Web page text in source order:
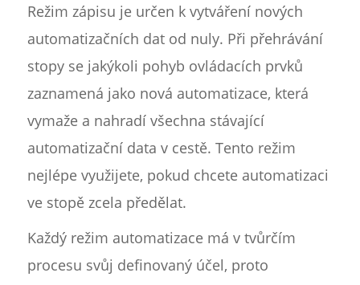
Režim zápisu je určen k vytváření nových
automatizačních dat od nuly. Při přehrávání
stopy se jakýkoli pohyb ovládacích prvků
zaznamená jako nová automatizace, která
vymaže a nahradí všechna stávající
automatizační data v cestě. Tento režim
nejlépe využijete, pokud chcete automatizaci
ve stopě zcela předělat.
Každý režim automatizace má v tvůrčím
procesu svůj definovaný účel, proto